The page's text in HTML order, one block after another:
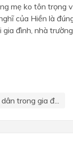
mẹ ko tôn trọng
của Hiền là
đình, nhà
trong gia đ...